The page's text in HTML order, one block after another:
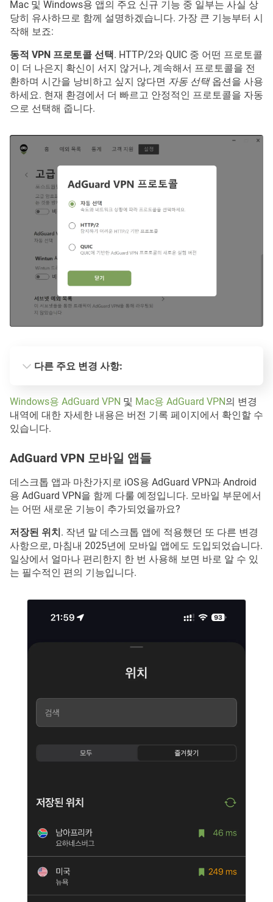
Mac 및 Windows용 앱의 주요 신규 기능 중 일부는 사실 상
당히 유사하므로 함께 설명하겠습니다. 가장 큰 기능부터 시
작해 보죠:
동적 VPN 프로토콜 선택. HTTP/2와 QUIC 중 어떤 프로토콜
이 더 나은지 확신이 서지 않거나, 계속해서 프로토콜을 전
환하며 시간을 낭비하고 싶지 않다면 자동 선택옵션을 사용
하세요. 현재 환경에서 더 빠르고 안정적인 프로토콜을 자동
으로 선택해 줍니다.
다른 주요 변경 사항:
접근성 지원 강화
Windows용 AdGuard VPN 및 Mac용 AdGuard VPN의 변경
내역에 대한 자세한 내용은 버전 기록 페이지에서 확인할 수
있습니다.
AdGuard VPN 모바일 앱들
데스크톱 앱과 마찬가지로 iOS용 AdGuard VPN과 Android
용 AdGuard VPN을 함께 다룰 예정입니다. 모바일 부문에서
는 어떤 새로운 기능이 추가되었을까요?
저장된 위치. 작년 말 데스크톱 앱에 적용했던 또 다른 변경
사항으로, 마침내 2025년에 모바일 앱에도 도입되었습니다.
일상에서 얼마나 편리한지 한 번 사용해 보면 바로 알 수 있
는 필수적인 편의 기능입니다.